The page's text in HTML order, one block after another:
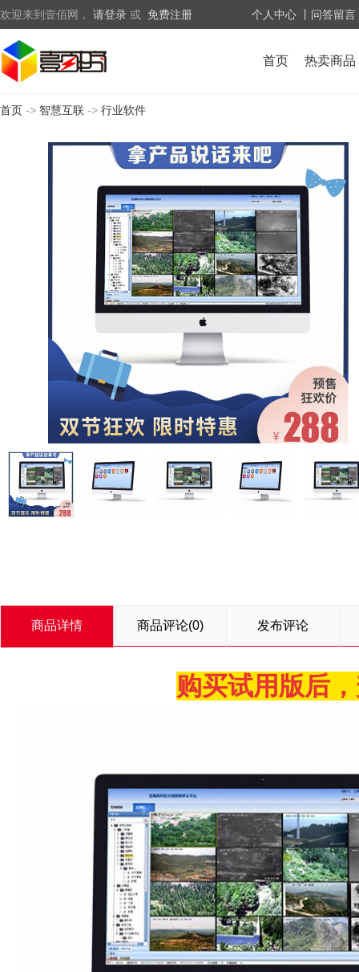
欢迎来到壹佰网， 请登录 或 免费注册 个人中心 丨问答留言
首页 热卖商品
首页 -> 智慧互联 -> 行业软件
商品详情 商品评论(0) 发布评论
购买试用版后